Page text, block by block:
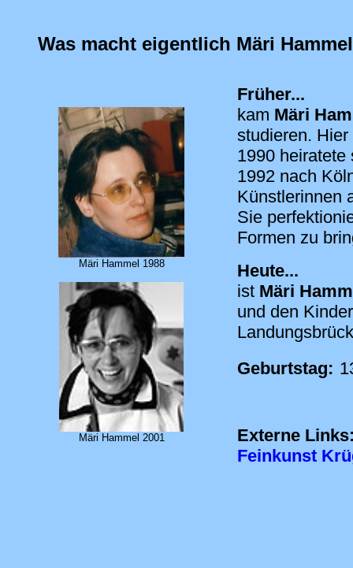
Was macht eigentlich Märi
Märi Hammel 1988
Märi Hammel 2001
Früher...
kam Märi
studieren.
1990
1992 nach
Künstlerinnen
Sie
Formen zu
Heute...
ist Märi
und den
Geburtstag:
Externe
Feinkunst